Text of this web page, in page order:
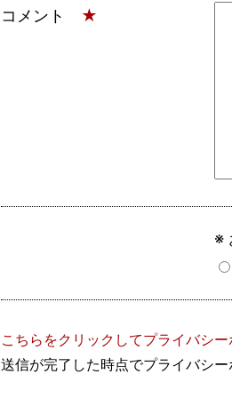
コメント ★
※
こちらをクリックしてプライバシー
送信が完了した時点でプライバシ